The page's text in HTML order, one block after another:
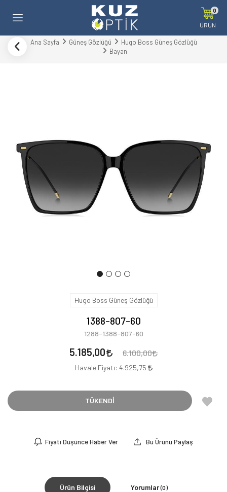
0
ÜRÜN
Ana Sayfa Güneş Gözlüğü
Hugo Boss Güneş Gözlüğü
Bayan
Hugo Boss Güneş Gözlüğü
1388-807-60
1288-1388-807-60
5.185,00 6.100,00
Havale Fiyatı: 4.925,75
TÜKENDİ
Fiyatı Düşünce Haber Ver Bu Ürünü Paylaş
Ürün Bilgisi Yorumlar(0)